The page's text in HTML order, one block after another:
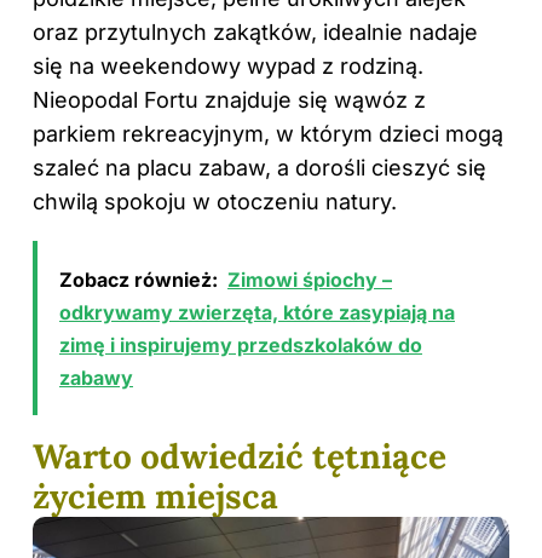
oraz przytulnych zakątków, idealnie nadaje
się na weekendowy wypad z rodziną.
Nieopodal Fortu znajduje się wąwóz z
parkiem rekreacyjnym, w którym dzieci mogą
szaleć na placu zabaw, a dorośli cieszyć się
chwilą spokoju w otoczeniu natury.
Zobacz również: Zimowi śpiochy –
odkrywamy zwierzęta, które zasypiają na
zimę i inspirujemy przedszkolaków do
zabawy
Warto odwiedzić tętniące
życiem miejsca